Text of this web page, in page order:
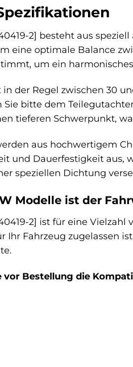
2] besteht aus
eine optimale Balance
um ein
in der Regel zwischen 30
bitte dem
tieferen Schwerpunkt,
aus hochwertigem
und Dauerfestigkeit aus,
speziellen Dichtung
Modelle ist der
2] ist für eine
Ihr Fahrzeug zugelassen
Bestellung die